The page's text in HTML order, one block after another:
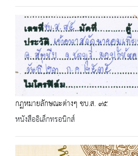
กฏหมายลักษณะต่างๆ ชบ.ส. ๙๕
หนังสืออิเล็กทรอนิกส์